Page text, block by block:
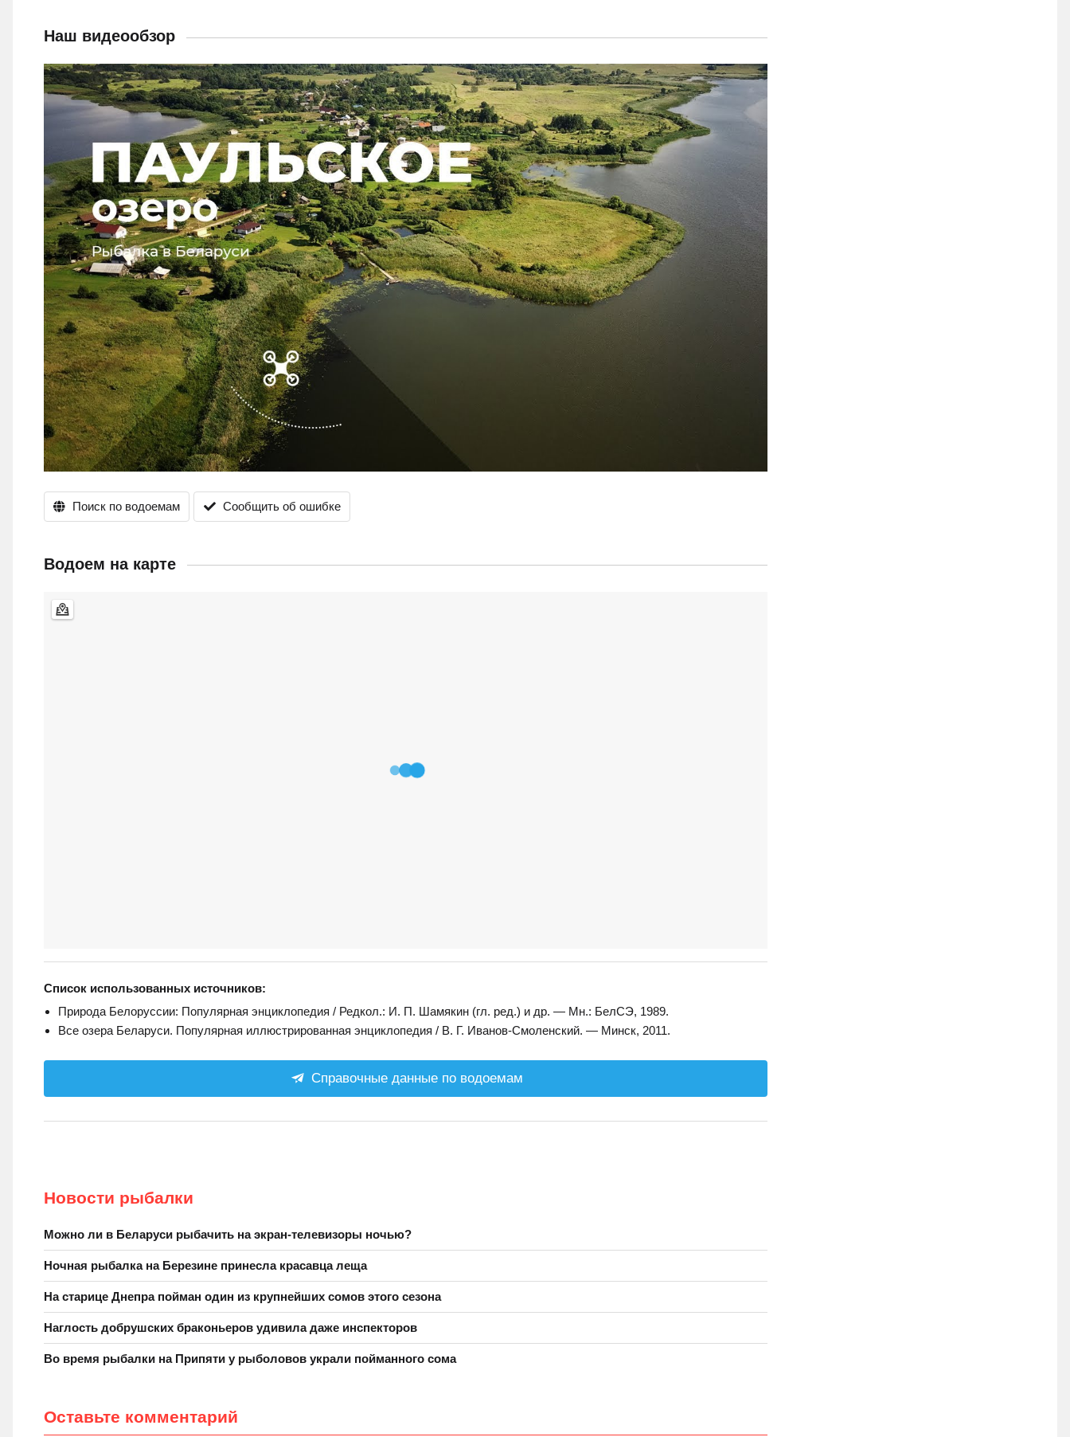
Наш видеообзор
Поиск по водоемам Сообщить об ошибке
Водоем на карте
Список использованных источников:
Природа Белоруссии: Популярная энциклопедия / Редкол.: И. П. Шамякин (гл. ред.) и др. — Мн.: БелСЭ, 1989.
Все озера Беларуси. Популярная иллюстрированная энциклопедия / В. Г. Иванов-Смоленский. — Минск, 2011.
Справочные данные по водоемам
Новости рыбалки
Можно ли в Беларуси рыбачить на экран-телевизоры ночью?
Ночная рыбалка на Березине принесла красавца леща
На старице Днепра пойман один из крупнейших сомов этого сезона
Наглость добрушских браконьеров удивила даже инспекторов
Во время рыбалки на Припяти у рыболовов украли пойманного сома
Оставьте комментарий